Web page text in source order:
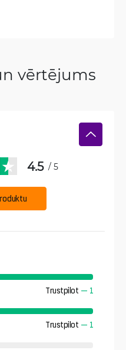
vērtējums
4.5 / 5
Trustpilot — 1
Trustpilot — 1